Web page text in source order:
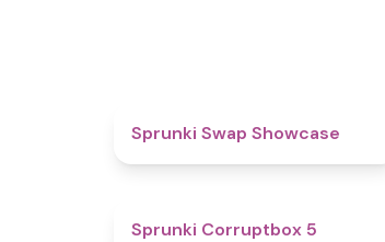
Sprunki Swap Showcase
Sprunki Corruptbox 5